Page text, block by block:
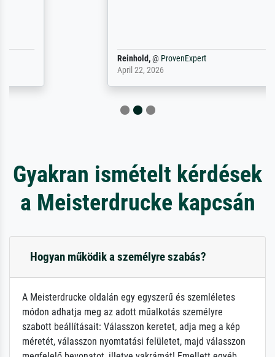
ProvenExpert
Gyakran ismételt kérdések
a Meisterdrucke kapcsán
Hogyan működik a személyre szabás?
A Meisterdrucke oldalán egy egyszerű és szemléletes
módon adhatja meg az adott műalkotás személyre
szabott beállításait: Válasszon keretet, adja meg a kép
méretét, válasszon nyomtatási felületet, majd válasszon